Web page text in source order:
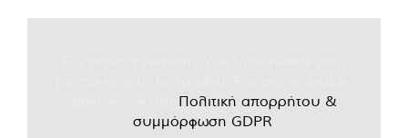
Πολιτική απορρήτου &
συμμόρφωση GDPR